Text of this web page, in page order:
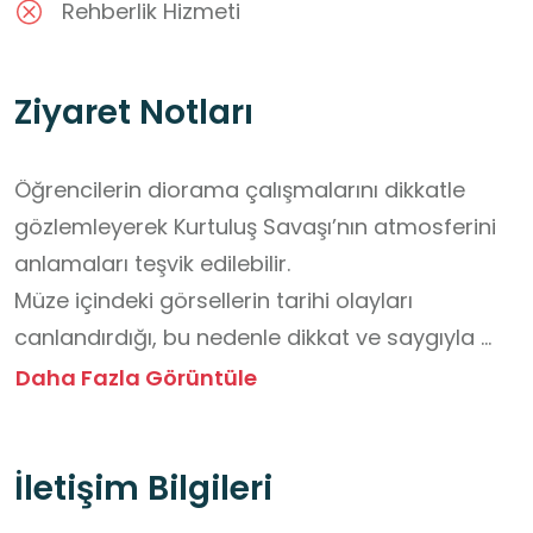
Rehberlik Hizmeti
Ziyaret Notları
Öğrencilerin diorama çalışmalarını dikkatle
gözlemleyerek Kurtuluş Savaşı’nın atmosferini
anlamaları teşvik edilebilir.
Müze içindeki görsellerin tarihi olayları
canlandırdığı, bu nedenle dikkat ve saygıyla
incelenmesi gerektiği hatırlatılabilir.
Öğrencilerin özgürlük, vatan sevgisi ve
Daha Fazla Görüntüle
İletişim Bilgileri